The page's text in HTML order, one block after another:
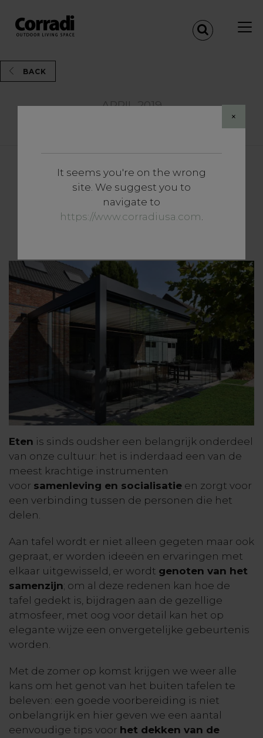
×
It seems you're on the wrong
site. We suggest you to
navigate to
https://www.corradiusa.com.
BACK
APRIL 2019
Inzichten
Tips om de tuintafel te
dekken: ideeën voor een
buitenruimte om te delen
Eten is sinds oudsher een belangrijk onderdeel
van onze cultuur: het is inderdaad een van de
meest krachtige instrumenten
voor samenleving en socialisatie en zorgt voor
een verbinding tussen de personen die het
delen.
Aan tafel wordt er niet alleen gegeten maar ook
gepraat, er worden ideeën en ervaringen met
elkaar uitgewisseld, er wordt genoten van het
samenzijn; om al deze redenen kan hoe de
tafel gedekt is, bijdragen aan de gezellige
atmosfeer, met oog voor detail kan het op
elegante wijze een onvergetelijke gebeurtenis
worden.
Met de zomer op komst krijgen we weer alle
kans om het genot van het buiten tafelen te
beleven: een goede voorbereiding is niet
onbelangrijk en hier geven we een aantal
eenvoudige tips voor het dekken van de